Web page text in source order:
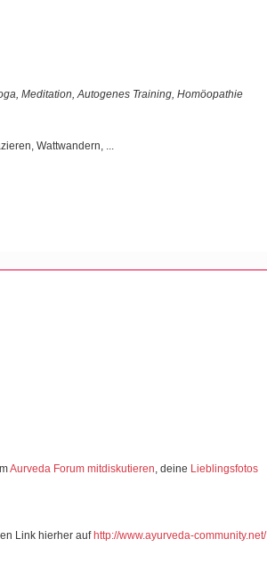
Meditation, Autogenes Training, Homöopathie
Wattwandern, ...
Aurveda Forum mitdiskutieren, deine Lieblingsfotos
Link hierher auf http://www.ayurveda-community.net/